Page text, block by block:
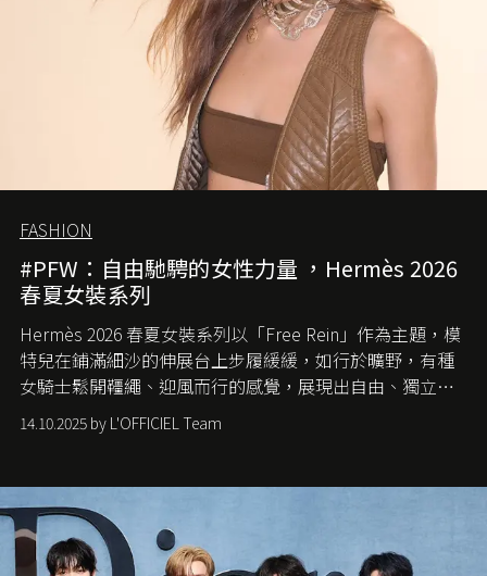
FASHION
#PFW：自由馳騁的女性力量 ，Hermès 2026
春夏女裝系列
Hermès 2026 春夏女裝系列以「Free Rein」作為主題，模
特兒在鋪滿細沙的伸展台上步履緩緩，如行於曠野，有種
女騎士鬆開韁繩、迎風而行的感覺，展現出自由、獨立與
從容的態度。
14.10.2025 by L'OFFICIEL Team